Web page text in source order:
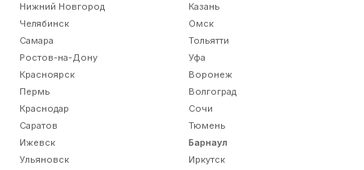
Нижний Новгород
Казань
Челябинск
Омск
Самара
Тольятти
Ростов-на-Дону
Уфа
Красноярск
Воронеж
Пермь
Волгоград
Краснодар
Сочи
Саратов
Тюмень
Ижевск
Барнаул
Ульяновск
Иркутск